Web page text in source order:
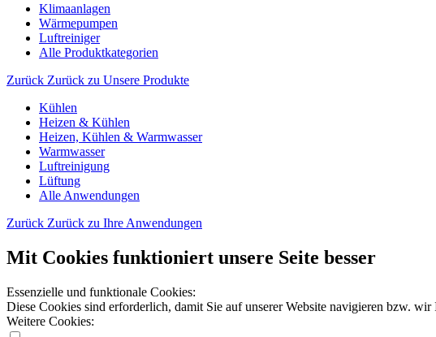
Klimaanlagen
Wärmepumpen
Luftreiniger
Alle Produktkategorien
Zurück Zurück zu Unsere Produkte
Kühlen
Heizen & Kühlen
Heizen, Kühlen & Warmwasser
Warmwasser
Luftreinigung
Lüftung
Alle Anwendungen
Zurück Zurück zu Ihre Anwendungen
Mit Cookies funktioniert unsere Seite besser
Essenzielle und funktionale Cookies:
Diese Cookies sind erforderlich, damit Sie auf unserer Website navigieren bzw.
Weitere Cookies: